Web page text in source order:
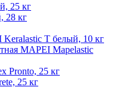
25 кг
28 кг
T белый, 10 кг
MAPEI Mapelastic
Pronto, 25 кг
25 кг